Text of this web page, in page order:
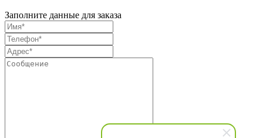
Заполните данные для заказа